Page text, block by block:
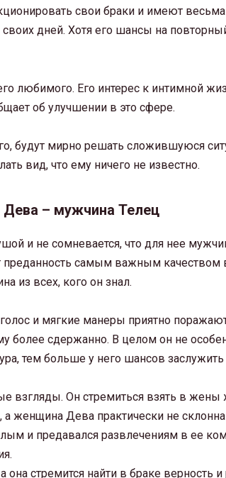
свои браки и имеют
дней. Хотя его шансы на
любимого. Его интерес к интимной
об улучшении в это сфере.
будут мирно решать сложившуюся
вид, что ему ничего не известно.
– мужчина Телец
и не сомневается, что для нее
преданность самым важным качеством
из всех, кого он знал.
и мягкие манеры приятно
более сдержанно. В целом он не
тем больше у него шансов заслужить
взгляды. Он стремиться взять в
женщина Дева практически не склонна
и предавался развлечениям в ее
она стремится найти в браке верность